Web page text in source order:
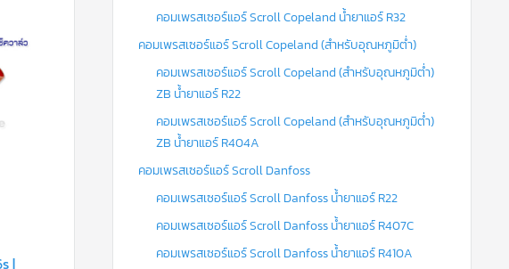
|
คอมเพรสเซอร์แอร์ Scroll Copeland น้ำยาแอร์ R32
คอมเพรสเซอร์แอร์ Scroll Copeland (สำหรับอุณหภูมิต่ำ)
คอมเพรสเซอร์แอร์ Scroll Copeland (สำหรับอุณหภูมิต่ำ)
ZB น้ำยาแอร์ R22
คอมเพรสเซอร์แอร์ Scroll Copeland (สำหรับอุณหภูมิต่ำ)
ZB น้ำยาแอร์ R404A
คอมเพรสเซอร์แอร์ Scroll Danfoss
คอมเพรสเซอร์แอร์ Scroll Danfoss น้ำยาแอร์ R22
คอมเพรสเซอร์แอร์ Scroll Danfoss น้ำยาแอร์ R407C
คอมเพรสเซอร์แอร์ Scroll Danfoss น้ำยาแอร์ R410A